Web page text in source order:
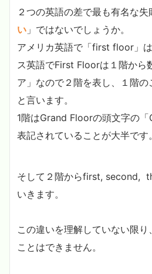
２つの英語の差で最も有名な失
い 」ではないでしょうか。
アメリカ英語で「first floor」
ス英語でFirst Floorは１階から
ア」なので２階を表し、１階
と言います。
1階はGrand Floorの頭文字の「
表記されていることが大半です。
そして２階からfirst, second,
いきます。
この違いを理解していない限
ことはできません。